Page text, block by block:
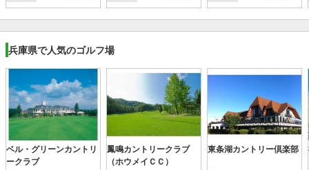
兵庫県で人気のゴルフ場
ベル・グリーンカントリ
ークラブ
鳳鳴カントリークラブ
（ホウメイＣＣ）
東条湖カントリー倶楽部